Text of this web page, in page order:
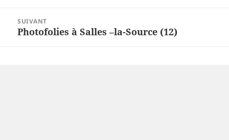
SUIVANT
Article
Photofolies à Salles –la-Source (12)